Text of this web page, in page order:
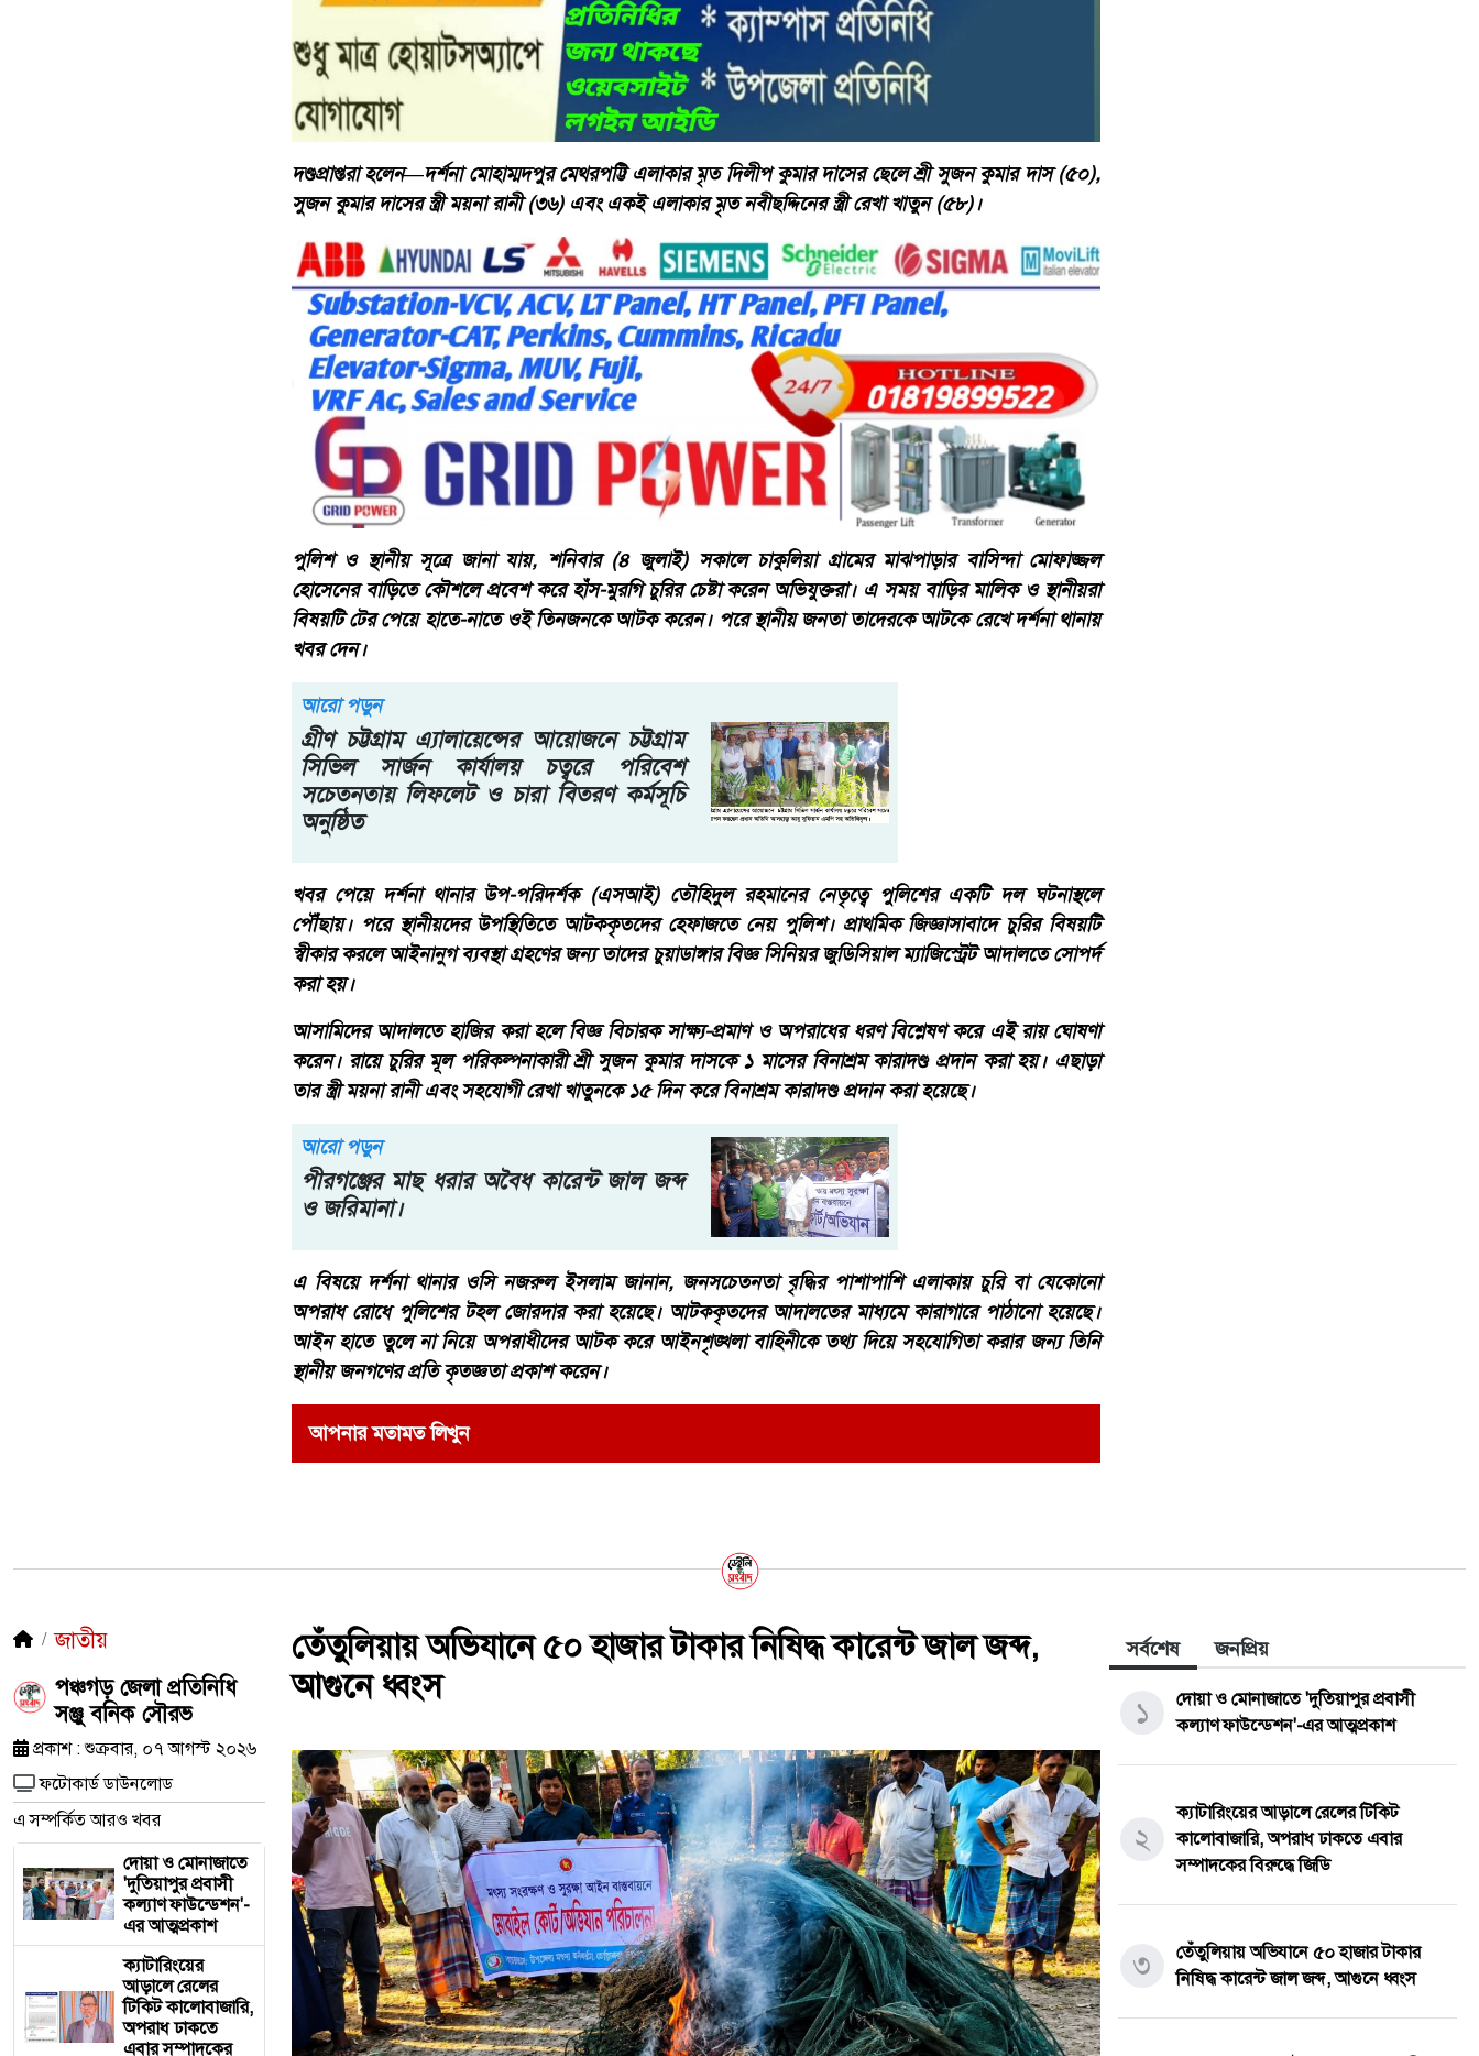
​দণ্ডপ্রাপ্তরা হলেন—দর্শনা মোহাম্মদপুর মেথরপট্টি এলাকার মৃত দিলীপ কুমার দাসের ছেলে শ্রী সুজন কুমার দাস (৫০),
সুজন কুমার দাসের স্ত্রী ময়না রানী (৩৬) এবং একই এলাকার মৃত নবীছদ্দিনের স্ত্রী রেখা খাতুন (৫৮)।
পুলিশ ও স্থানীয় সূত্রে জানা যায়, শনিবার (৪ জুলাই) সকালে চাকুলিয়া গ্রামের মাঝপাড়ার বাসিন্দা মোফাজ্জল
হোসেনের বাড়িতে কৌশলে প্রবেশ করে হাঁস-মুরগি চুরির চেষ্টা করেন অভিযুক্তরা। এ সময় বাড়ির মালিক ও স্থানীয়রা
বিষয়টি টের পেয়ে হাতে-নাতে ওই তিনজনকে আটক করেন। পরে স্থানীয় জনতা তাদেরকে আটকে রেখে দর্শনা থানায়
খবর দেন।
আরো পড়ুন
গ্রীণ চট্টগ্রাম এ্যালায়েন্সের আয়োজনে চট্টগ্রাম
সিভিল সার্জন কার্যালয় চত্বরে পরিবেশ
সচেতনতায় লিফলেট ও চারা বিতরণ কর্মসূচি
অনুষ্ঠিত
​খবর পেয়ে দর্শনা থানার উপ-পরিদর্শক (এসআই) তৌহিদুল রহমানের নেতৃত্বে পুলিশের একটি দল ঘটনাস্থলে
পৌঁছায়। পরে স্থানীয়দের উপস্থিতিতে আটককৃতদের হেফাজতে নেয় পুলিশ। প্রাথমিক জিজ্ঞাসাবাদে চুরির বিষয়টি
স্বীকার করলে আইনানুগ ব্যবস্থা গ্রহণের জন্য তাদের চুয়াডাঙ্গার বিজ্ঞ সিনিয়র জুডিসিয়াল ম্যাজিস্ট্রেট আদালতে সোপর্দ
করা হয়।
আসামিদের আদালতে হাজির করা হলে বিজ্ঞ বিচারক সাক্ষ্য-প্রমাণ ও অপরাধের ধরণ বিশ্লেষণ করে এই রায় ঘোষণা
করেন। রায়ে চুরির মূল পরিকল্পনাকারী শ্রী সুজন কুমার দাসকে ১ মাসের বিনাশ্রম কারাদণ্ড প্রদান করা হয়। এছাড়া
তার স্ত্রী ময়না রানী এবং সহযোগী রেখা খাতুনকে ১৫ দিন করে বিনাশ্রম কারাদণ্ড প্রদান করা হয়েছে।
আরো পড়ুন
পীরগঞ্জের মাছ ধরার অবৈধ কারেন্ট জাল জব্দ
ও জরিমানা।
এ বিষয়ে দর্শনা থানার ওসি নজরুল ইসলাম জানান, জনসচেতনতা বৃদ্ধির পাশাপাশি এলাকায় চুরি বা যেকোনো
অপরাধ রোধে পুলিশের টহল জোরদার করা হয়েছে। আটককৃতদের আদালতের মাধ্যমে কারাগারে পাঠানো হয়েছে।
আইন হাতে তুলে না নিয়ে অপরাধীদের আটক করে আইনশৃঙ্খলা বাহিনীকে তথ্য দিয়ে সহযোগিতা করার জন্য তিনি
স্থানীয় জনগণের প্রতি কৃতজ্ঞতা প্রকাশ করেন।
আপনার মতামত লিখুন
জাতীয়
পঞ্চগড় জেলা প্রতিনিধি
সঞ্জু বনিক সৌরভ
প্রকাশ : শুক্রবার, ০৭ আগস্ট ২০২৬
ফটোকার্ড ডাউনলোড
এ সম্পর্কিত আরও খবর
দোয়া ও মোনাজাতে
'দুতিয়াপুর প্রবাসী
কল্যাণ ফাউন্ডেশন'-
এর আত্মপ্রকাশ
ক্যাটারিংয়ের
আড়ালে রেলের
টিকিট কালোবাজারি,
অপরাধ ঢাকতে
এবার সম্পাদকের
তেঁতুলিয়ায় অভিযানে ৫০ হাজার টাকার নিষিদ্ধ কারেন্ট জাল জব্দ,
আগুনে ধ্বংস
সর্বশেষ জনপ্রিয়
১
দোয়া ও মোনাজাতে 'দুতিয়াপুর প্রবাসী
কল্যাণ ফাউন্ডেশন'-এর আত্মপ্রকাশ
২
ক্যাটারিংয়ের আড়ালে রেলের টিকিট
কালোবাজারি, অপরাধ ঢাকতে এবার
সম্পাদকের বিরুদ্ধে জিডি
৩
তেঁতুলিয়ায় অভিযানে ৫০ হাজার টাকার
নিষিদ্ধ কারেন্ট জাল জব্দ, আগুনে ধ্বংস